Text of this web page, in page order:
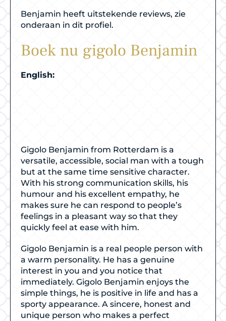
Benjamin heeft uitstekende reviews, zie
onderaan in dit profiel.
Boek nu gigolo Benjamin
English:
Gigolo Benjamin from Rotterdam is a
versatile, accessible, social man with a tough
but at the same time sensitive character.
With his strong communication skills, his
humour and his excellent empathy, he
makes sure he can respond to people’s
feelings in a pleasant way so that they
quickly feel at ease with him.
Gigolo Benjamin is a real people person with
a warm personality. He has a genuine
interest in you and you notice that
immediately. Gigolo Benjamin enjoys the
simple things, he is positive in life and has a
sporty appearance. A sincere, honest and
unique person who makes a perfect